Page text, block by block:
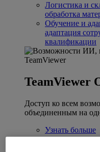
Логистика и
обработка
Обучение и
адаптация
квалификации
TeamViewer
Доступ ко всем
объединенным на
Узнать больше